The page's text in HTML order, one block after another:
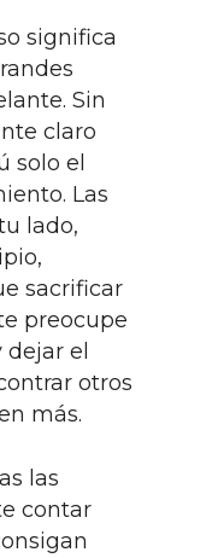
significa
Sin
claro
solo el
Las
lado,
sacrificar
preocupe
el
otros
más.
las
contar